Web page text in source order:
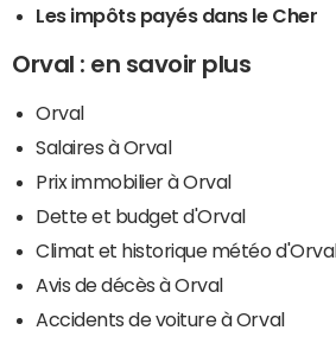
Les impôts payés dans le Cher
Orval : en savoir plus
Orval
Salaires à Orval
Prix immobilier à Orval
Dette et budget d'Orval
Climat et historique météo d'Orval
Avis de décès à Orval
Accidents de voiture à Orval